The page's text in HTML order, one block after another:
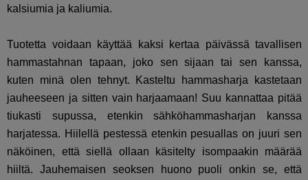
kalsiumia ja kaliumia.
Tuotetta voidaan käyttää kaksi kertaa päivässä tavallisen
hammastahnan tapaan, joko sen sijaan tai sen kanssa,
kuten minä olen tehnyt. Kasteltu hammasharja kastetaan
jauheeseen ja sitten vain harjaamaan! Suu kannattaa pitää
tiukasti supussa, etenkin sähköhammasharjan kanssa
harjatessa. Hiilellä pestessä etenkin pesuallas on juuri sen
näköinen, että siellä ollaan käsitelty isompaakin määrää
hiiltä. Jauhemaisen seoksen huono puoli onkin se, että